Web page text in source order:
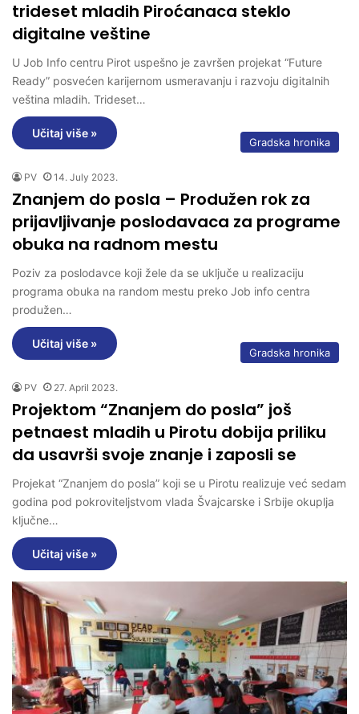
trideset mladih Piroćanaca steklo
digitalne veštine
U Job Info centru Pirot uspešno je završen projekat “Future
Ready” posvećen karijernom usmeravanju i razvoju digitalnih
veština mladih. Trideset…
Učitaj više »
Gradska hronika
PV 14. July 2023.
Znanjem do posla – Produžen rok za
prijavljivanje poslodavaca za programe
obuka na radnom mestu
Poziv za poslodavce koji žele da se uključe u realizaciju
programa obuka na random mestu preko Job info centra
produžen…
Učitaj više »
Gradska hronika
PV 27. April 2023.
Projektom “Znanjem do posla” još
petnaest mladih u Pirotu dobija priliku
da usavrši svoje znanje i zaposli se
Projekat “Znanjem do posla” koji se u Pirotu realizuje već sedam
godina pod pokroviteljstvom vlada Švajcarske i Srbije okuplja
ključne…
Učitaj više »